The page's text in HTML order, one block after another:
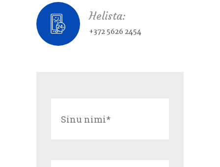
Helista:
+372 5626 2454